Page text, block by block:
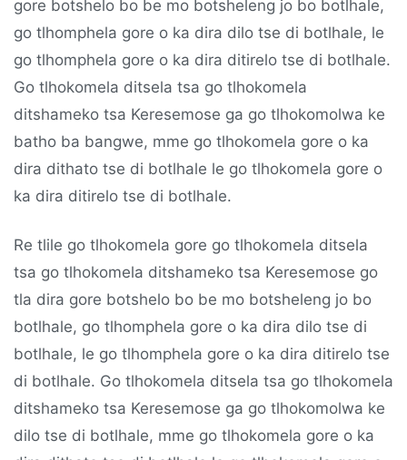
gore botshelo bo be mo botsheleng jo bo botlhale,
go tlhomphela gore o ka dira dilo tse di botlhale, le
go tlhomphela gore o ka dira ditirelo tse di botlhale.
Go tlhokomela ditsela tsa go tlhokomela
ditshameko tsa Keresemose ga go tlhokomolwa ke
batho ba bangwe, mme go tlhokomela gore o ka
dira dithato tse di botlhale le go tlhokomela gore o
ka dira ditirelo tse di botlhale.
Re tlile go tlhokomela gore go tlhokomela ditsela
tsa go tlhokomela ditshameko tsa Keresemose go
tla dira gore botshelo bo be mo botsheleng jo bo
botlhale, go tlhomphela gore o ka dira dilo tse di
botlhale, le go tlhomphela gore o ka dira ditirelo tse
di botlhale. Go tlhokomela ditsela tsa go tlhokomela
ditshameko tsa Keresemose ga go tlhokomolwa ke
dilo tse di botlhale, mme go tlhokomela gore o ka